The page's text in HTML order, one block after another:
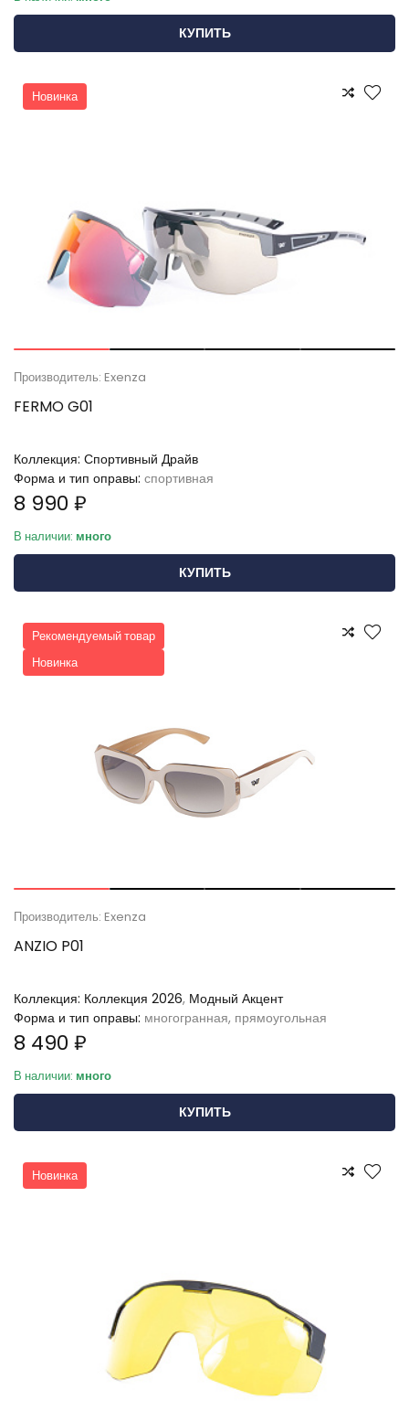
КУПИТЬ
Новинка
Производитель: Exenza
FERMO G01
Коллекция: Спортивный Драйв
Форма и тип оправы: спортивная
8 990 ₽
В наличии: много
КУПИТЬ
Рекомендуемый товар
Новинка
Производитель: Exenza
ANZIO P01
Коллекция: Коллекция 2026, Модный Акцент
Форма и тип оправы: многогранная, прямоугольная
8 490 ₽
В наличии: много
КУПИТЬ
Новинка